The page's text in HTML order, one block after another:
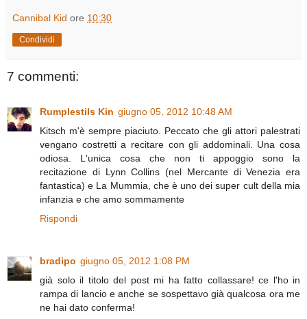
Cannibal Kid ore 10:30
Condividi
7 commenti:
Rumplestils Kin giugno 05, 2012 10:48 AM
Kitsch m'è sempre piaciuto. Peccato che gli attori palestrati
vengano costretti a recitare con gli addominali. Una cosa
odiosa. L'unica cosa che non ti appoggio sono la
recitazione di Lynn Collins (nel Mercante di Venezia era
fantastica) e La Mummia, che è uno dei super cult della mia
infanzia e che amo sommamente
Rispondi
bradipo giugno 05, 2012 1:08 PM
già solo il titolo del post mi ha fatto collassare! ce l'ho in
rampa di lancio e anche se sospettavo già qualcosa ora me
ne hai dato conferma!